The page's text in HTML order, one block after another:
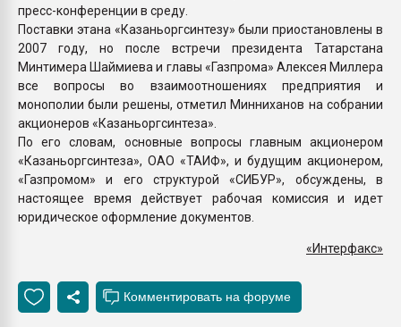
пресс-конференции в среду.
Поставки этана «Казаньоргсинтезу» были приостановлены в
2007 году, но после встречи президента Татарстана
Минтимера Шаймиева и главы «Газпрома» Алексея Миллера
все вопросы во взаимоотношениях предприятия и
монополии были решены, отметил Минниханов на собрании
акционеров «Казаньоргсинтеза».
По его словам, основные вопросы главным акционером
«Казаньоргсинтеза», ОАО «ТАИФ», и будущим акционером,
«Газпромом» и его структурой «СИБУР», обсуждены, в
настоящее время действует рабочая комиссия и идет
юридическое оформление документов.
«Интерфакс»